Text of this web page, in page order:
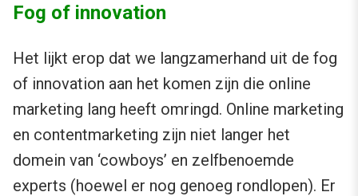
Fog of innovation
Het lijkt erop dat we langzamerhand uit de fog
of innovation aan het komen zijn die online
marketing lang heeft omringd. Online marketing
en contentmarketing zijn niet langer het
domein van ‘cowboys’ en zelfbenoemde
experts (hoewel er nog genoeg rondlopen). Er